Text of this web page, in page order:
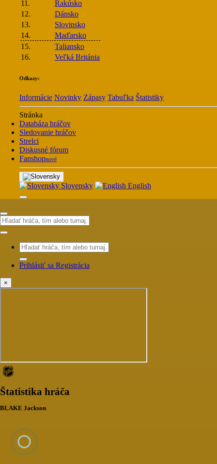
11.
Rakúsko
12.
Dánsko
13.
Slovinsko
14.
Maďarsko
15.
Taliansko
16.
Veľká Británia
Odkazy:
Informácie Novinky Zápasy Tabuľka Štatistiky
Stránka
Databáza hráčov
Sledovanie hráčov
Strelci
Diskusné fórum
Fanshopnové
Slovensky English
Prihlásiť sa Registrácia
×
Štatistika hráča
BLAKE Jackson